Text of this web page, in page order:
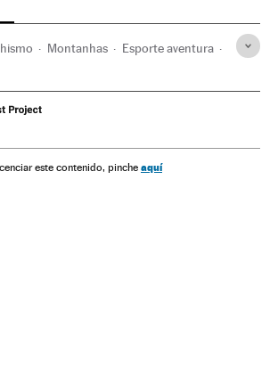
Montanhas Esporte aventura
Meio ambiente
este contenido, pinche aquí